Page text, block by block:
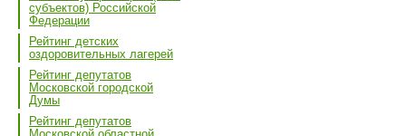
субъектов) Российской
Федерации
Рейтинг детских
оздоровительных лагерей
Рейтинг депутатов
Московской городской
Думы
Рейтинг депутатов